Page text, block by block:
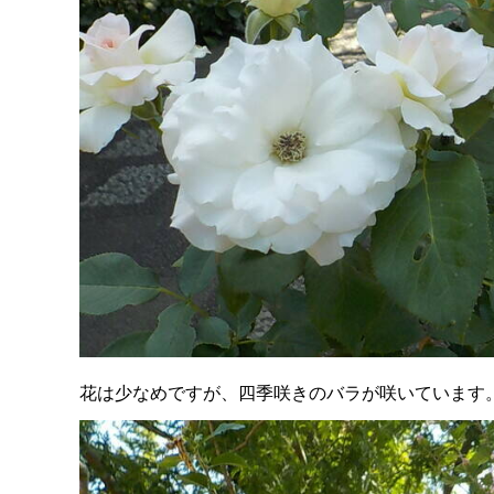
花は少なめですが、四季咲きのバラが咲いています